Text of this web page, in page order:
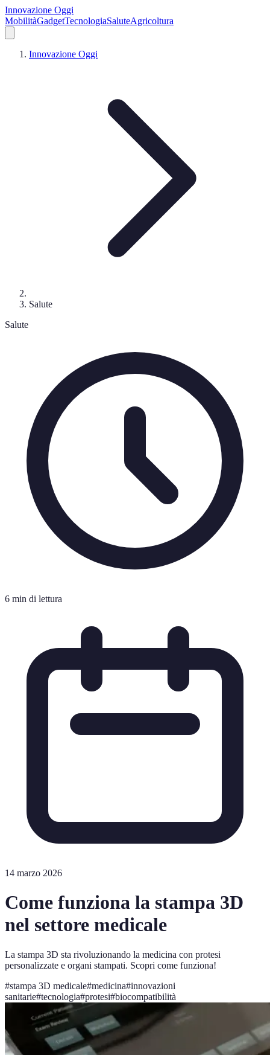
Innovazione Oggi
MobilitàGadgetTecnologiaSaluteAgricoltura
Innovazione Oggi
Salute
Salute
6 min di lettura
14 marzo 2026
Come funziona la stampa 3D
nel settore medicale
La stampa 3D sta rivoluzionando la medicina con protesi
personalizzate e organi stampati. Scopri come funziona!
#stampa 3D medicale#medicina#innovazioni
sanitarie#tecnologia#protesi#biocompatibilità